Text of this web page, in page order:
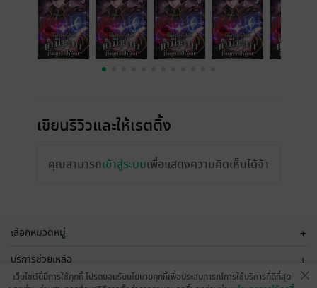
เขียนรีวิวและให้เรตติ้ง
คุณสามารถเข้าสู่ระบบเพื่อแสดงความคิดเห็นได้จ้า
เลือกหมวดหมู่ +
บริการช่วยเหลือ +
เว็บไซต์นี้มีการใช้คุกกี้ โปรดยอมรับนโยบายคุกกี้เพื่อประสบการณ์การใช้บริการที่ดีที่สุด